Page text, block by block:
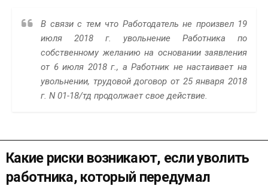
В связи с тем что Работодатель не произвел 19
июля 2018 г. увольнение Работника по
собственному желанию на основании заявления
от 6 июля 2018 г., а Работник не настаивает на
увольнении, трудовой договор от 25 января 2018
г. N 01-18/тд продолжает свое действие.
Какие риски возникают, если уволить
работника, который передумал